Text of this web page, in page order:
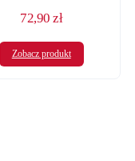
72,90zł
Zobacz produkt